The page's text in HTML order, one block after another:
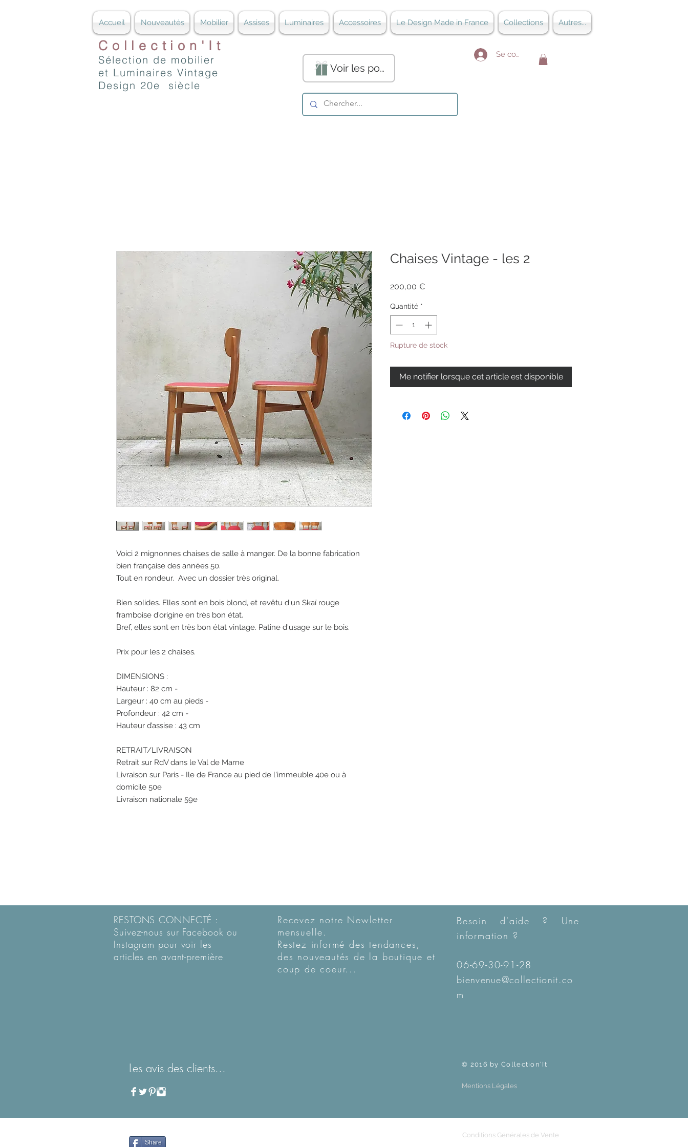
Accueil Nouveautés Mobilier Assises Luminaires Accessoires Le Design Made in France Collections Autres...
Collection'It
Sélection de mobilier
et Luminaires Vintage
Design 20e siècle
Voir les points
Se connecter
Voici 2 mignonnes chaises de salle à manger. De la bonne fabrication
bien française des années 50.
Tout en rondeur. Avec un dossier très original.
Bien solides. Elles sont en bois blond, et revêtu d'un Skaï rouge
framboise d'origine en très bon état.
Bref, elles sont en très bon état vintage. Patine d'usage sur le bois.
Prix pour les 2 chaises.
DIMENSIONS :
Hauteur : 82 cm -
Largeur : 40 cm au pieds -
Profondeur : 42 cm -
Hauteur d’assise : 43 cm
RETRAIT/LIVRAISON
Retrait sur RdV dans le Val de Marne
Livraison sur Paris - Ile de France au pied de l'immeuble 40e ou à
domicile 50e
Livraison nationale 59e
Chaises Vintage - les 2
200,00 €
Quantité *
Rupture de stock
Me notifier lorsque cet article est disponible
RESTONS CONNECTÉ :
Suivez-nous sur Facebook ou
Instagram pour voir les
articles en avant-première
Recevez notre Newletter
mensuelle.
Restez informé des tendances,
des nouveautés de la boutique et
coup de coeur...
Besoin d'aide ? Une
information ?
06-69-30-91-28
bienvenue@collectionit.co
m
Les avis des clients...
Share
© 2016 by Collection'It
Mentions Légales
Conditions Générales de Vente